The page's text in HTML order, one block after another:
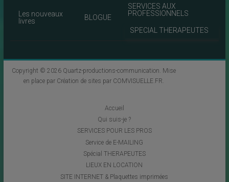
Les nouveaux
livres
BLOGUE
SERVICES AUX
PROFESSIONNELS
SPECIAL THERAPEUTES
Copyright © 2026 Quartz-productions-communication. Mise
en place par Création de sites par COMVISUELLE.FR.
Accueil
Qui suis-je ?
SERVICES POUR LES PROS
Service de E-MAILING
Spécial THERAPEUTES
LIEUX EN LOCATION
SITE INTERNET & Plaquettes imprimées